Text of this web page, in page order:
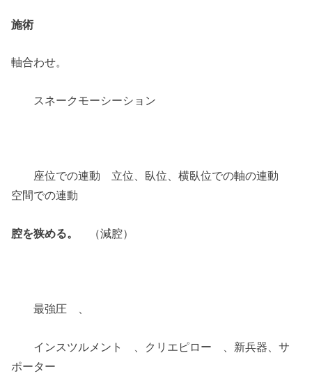
施術
軸合わせ。
スネークモーシーション
座位での連動 立位、臥位、横臥位での軸の連動
空間での連動
腔を狭める。 （減腔）
最強圧 、
インスツルメント 、クリエピロー 、新兵器、サ
ポーター